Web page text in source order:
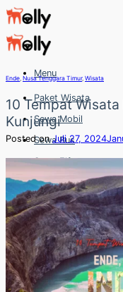
Skip
to
content
Menu
Paket Wisata
Sewa Mobil
Sewa Bus
Sewa Elf
Sewa Hiace
Hubungi
Hubungi
Ende Nusa Tenggara Timur, Wisata
10 Tempat
Kunjungi
Posted onJuli 27, 2024